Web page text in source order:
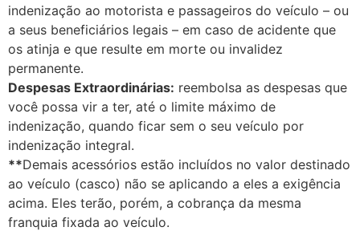
indenização ao motorista e passageiros do veículo – ou
a seus beneficiários legais – em caso de acidente que
os atinja e que resulte em morte ou invalidez
permanente.
Despesas Extraordinárias: reembolsa as despesas que
você possa vir a ter, até o limite máximo de
indenização, quando ficar sem o seu veículo por
indenização integral.
**Demais acessórios estão incluídos no valor destinado
ao veículo (casco) não se aplicando a eles a exigência
acima. Eles terão, porém, a cobrança da mesma
franquia fixada ao veículo.